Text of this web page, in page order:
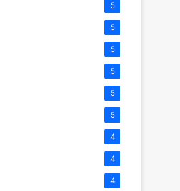
5
5
5
5
5
5
4
4
4